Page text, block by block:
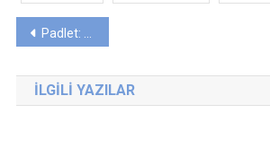
Yazı
gezinmesi
Padlet: Etkili İşbirliği ve Bilgi Paylaşımı İçin Harika Bir Araç
İLGILI YAZILAR